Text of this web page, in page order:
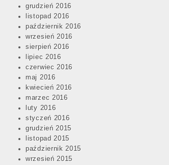
grudzień 2016
listopad 2016
październik 2016
wrzesień 2016
sierpień 2016
lipiec 2016
czerwiec 2016
maj 2016
kwiecień 2016
marzec 2016
luty 2016
styczeń 2016
grudzień 2015
listopad 2015
październik 2015
wrzesień 2015